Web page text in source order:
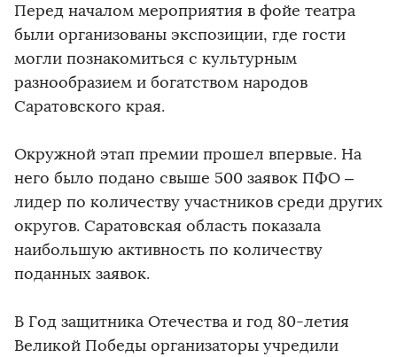
Перед началом мероприятия в фойе театра
были организованы экспозиции, где гости
могли познакомиться с культурным
разнообразием и богатством народов
Саратовского края.
Окружной этап премии прошел впервые. На
него было подано свыше 500 заявок ПФО –
лидер по количеству участников среди других
округов. Саратовская область показала
наибольшую активность по количеству
поданных заявок.
В Год защитника Отечества и год 80-летия
Великой Победы организаторы учредили